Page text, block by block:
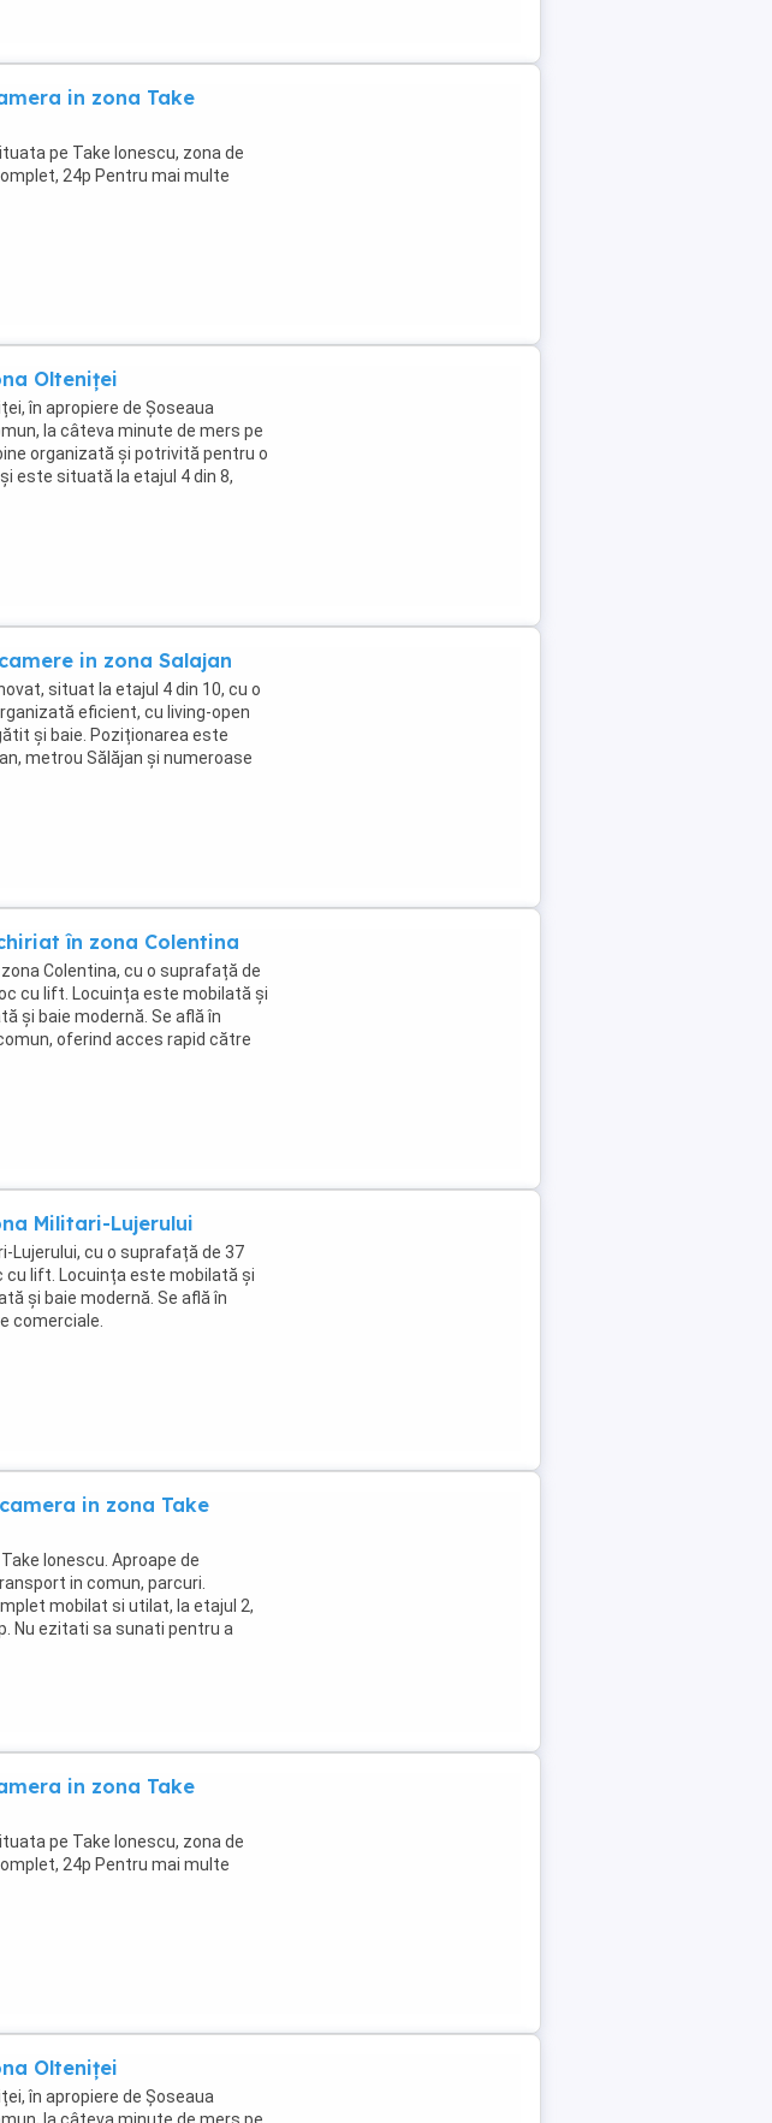
in zona Take
pe Take Ionescu, zona de
24p Pentru mai multe
Olteniței
în apropiere de Șoseaua
la câteva minute de mers pe
organizată și potrivită pentru o
este situată la etajul 4 din 8,
in zona Salajan
situat la etajul 4 din 10, cu o
eficient, cu living-open
și baie. Poziționarea este
metrou Sălăjan și numeroase
în zona Colentina
Colentina, cu o suprafață de
cu lift. Locuința este mobilată și
și baie modernă. Se află în
oferind acces rapid către
Militari-Lujerului
Lujerului, cu o suprafață de 37
cu lift. Locuința este mobilată și
și baie modernă. Se află în
comerciale.
in zona Take
Ionescu. Aproape de
in comun, parcuri.
mobilat si utilat, la etajul 2,
Nu ezitati sa sunati pentru a
in zona Take
pe Take Ionescu, zona de
24p Pentru mai multe
Olteniței
în apropiere de Șoseaua